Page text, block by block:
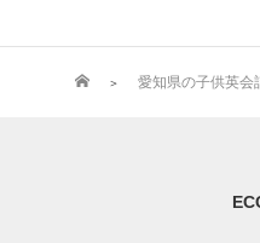
愛知県の子供英会